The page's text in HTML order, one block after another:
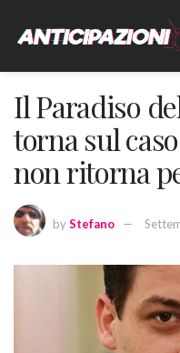
Il Paradiso
torna sul
non ritorna
byStefano